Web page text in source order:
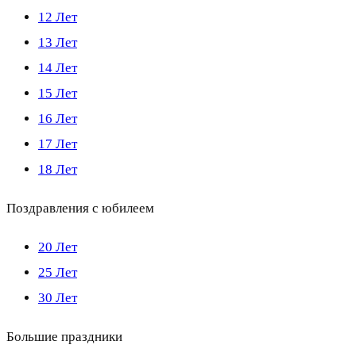
12 Лет
13 Лет
14 Лет
15 Лет
16 Лет
17 Лет
18 Лет
Поздравления с юбилеем
20 Лет
25 Лет
30 Лет
Большие праздники